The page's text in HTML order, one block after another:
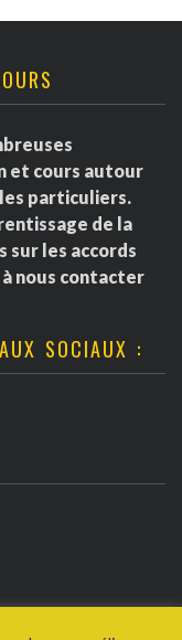
et cours autour
particuliers.
de la
sur les accords
nous contacter
SOCIAUX :